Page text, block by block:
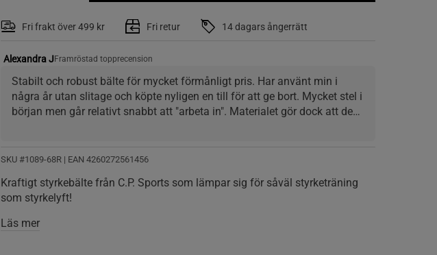
Fri frakt över 499 kr Fri retur 14 dagars ångerrätt
Alexandra JFramröstad topprecension
Stabilt och robust bälte för mycket förmånligt pris. Har använt min i
några år utan slitage och köpte nyligen en till för att ge bort. Mycket stel i
början men går relativt snabbt att "arbeta in". Materialet gör dock att den
SKU #1089-68R | EAN 4260272561456
Kraftigt styrkebälte från C.P. Sports som lämpar sig för såväl styrketräning
som styrkelyft!
Läs mer